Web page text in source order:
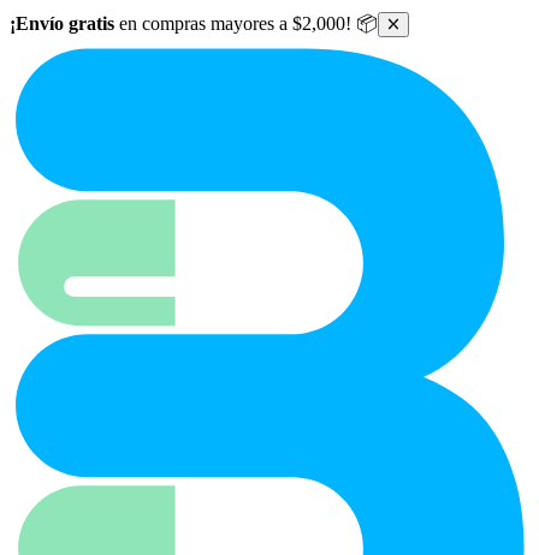
Ir al contenido principal
¡Envío gratis en compras mayores a $2,000! 📦